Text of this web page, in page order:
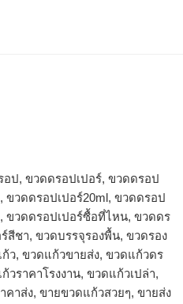
ป, ขวดดรอปเปอร์, ขวดดรอป
ขวดดรอปเปอร์20ml, ขวดดรอป
ขวดดรอปเปอร์ซื้อที่ไหน, ขวดดร
สีชา, ขวดบรรจุรองพื้น, ขวดรอง
ว, ขวดแก้วขายส่ง, ขวดแก้วดร
ราคาโรงงาน, ขวดแก้วเปล่า,
คาส่ง, ขายขวดแก้วสวยๆ, ขายส่ง